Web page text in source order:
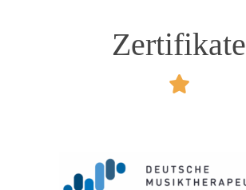
Zertifikate